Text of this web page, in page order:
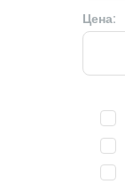
Цена: